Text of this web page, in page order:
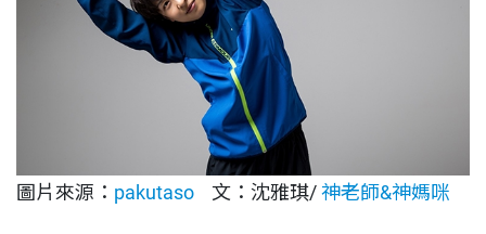
圖片來源： pakutaso 文：沈雅琪/神老師&神媽咪